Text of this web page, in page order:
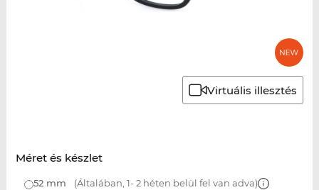
Virtuális illesztés
Méret és készlet
52 mm (Általában, 1- 2 héten belül fel van adva)